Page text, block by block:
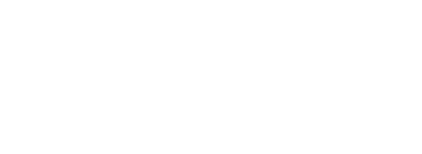
正是讓我們用善念與功德，迴向冥陽兩利、闔家平安的殊勝因緣。
會，普施眾生・慎終追遠・廣植福田
邀請大小朋友一起留下珍貴的家庭回憶
茶，一份心意；一句感謝，一生難忘。
，吉祥月不只有普渡祈福，也有一份感謝守護的虔誠心意